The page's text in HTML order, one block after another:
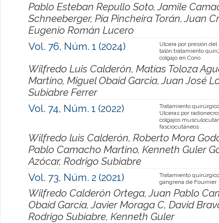
Pablo Esteban Repullo Soto, Jamile
Schneeberger, Pía Pincheira Torán, Juan
Eugenio Román Lucero
Vol. 76, Núm. 1 (2024)
Ulcera por presión del
talón:tratamiento
colgajo en Cono .
Wilfredo Luis Calderón, Matías Toloza
Martino, Miguel Obaid Garcia, Juan José
Subiabre Ferrer
Vol. 74, Núm. 1 (2022)
Tratamiento
Ulceras por
colgajos
fasciocutáneos .
Wilfredo luis Calderón, Roberto Mora
Pablo Camacho Martino, Kenneth Guler
Azócar, Rodrigo Subiabre
Vol. 73, Núm. 2 (2021)
Tratamiento
gangrena de Fournier
Wilfredo Calderón Ortega, Juan Pablo
Obaíd García, Javier Moraga C, David
Rodrigo Subiabre, Kenneth Guler